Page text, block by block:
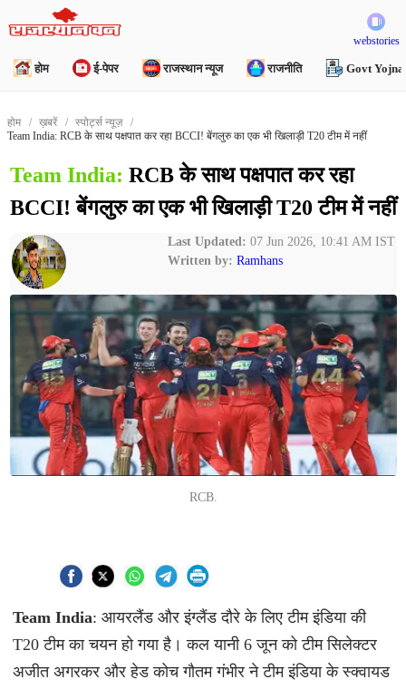
webstories
होम ई-पेपर राजस्थान न्यूज राजनीति Govt Yojna
होम ख़बरें
स्पोर्ट्स न्यूज़
Team India: RCB के साथ पक्षपात कर रहा BCCI! बेंगलुरु का एक भी खिलाड़ी T20 टीम में नहीं
Team India: RCB के साथ पक्षपात कर रहा
BCCI! बेंगलुरु का एक भी खिलाड़ी T20 टीम में नहीं
Last Updated: 07 Jun 2026, 10:41 AM IST
Written by: Ramhans
RCB.
Team India: आयरलैंड और इंग्लैंड दौरे के लिए टीम इंडिया की
T20 टीम का चयन हो गया है। कल यानी 6 जून को टीम सिलेक्टर
अजीत अगरकर और हेड कोच गौतम गंभीर ने टीम इंडिया के स्क्वायड